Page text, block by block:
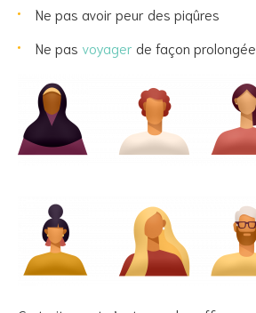
Ne pas avoir peur des piqûres
Ne pas voyager de façon